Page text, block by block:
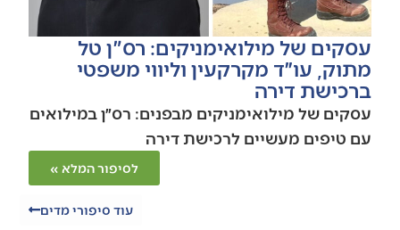
עסקים של מילואימניקים: רס"ן טל
מתוק, עו״ד מקרקעין וליווי משפטי
ברכישת דירה
עסקים של מילואימניקים מבפנים: רס״ן במילואים
עם טיפים מעשיים לרכישת דירה
לסיפור המלא »
עוד סיפורי מדים